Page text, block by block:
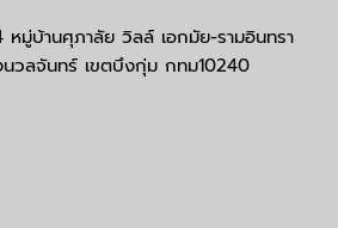
หมู่บ้านศุภาลัย วิลล์ เอกมัย-รามอินทรา
วลจันทร์ เขตบึงกุ่ม กทม10240